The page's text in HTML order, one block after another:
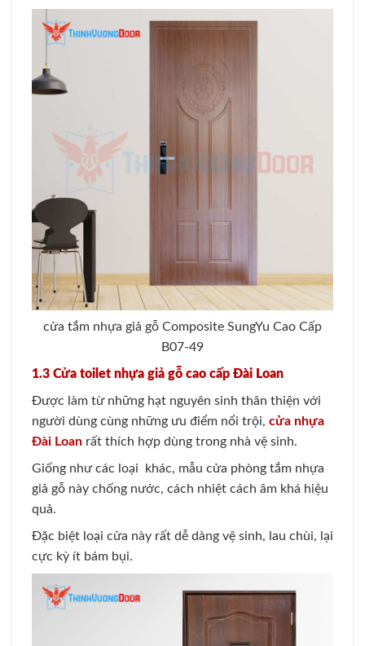
cửa tắm nhựa giả gỗ Composite SungYu Cao Cấp
B07-49
1.3 Cửa toilet nhựa giả gỗ cao cấp Đài Loan
Được làm từ những hạt nguyên sinh thân thiện với
người dùng cùng những ưu điểm nổi trội, cửa nhựa
Đài Loan rất thích hợp dùng trong nhà vệ sinh.
Giống như các loại khác, mẫu cửa phòng tắm nhựa
giả gỗ này chống nước, cách nhiệt cách âm khá hiệu
quả.
Đặc biệt loại cửa này rất dễ dàng vệ sinh, lau chùi, lại
cực kỳ ít bám bụi.